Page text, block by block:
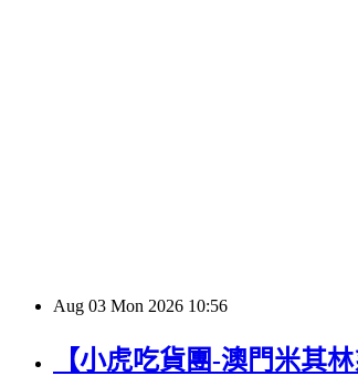
Aug 03 Mon 2026 10:56
【小虎吃貨團-澳門米其